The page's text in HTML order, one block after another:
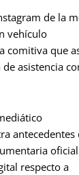
de la
vehículo
comitiva que
asistencia
antecedentes
respecto a